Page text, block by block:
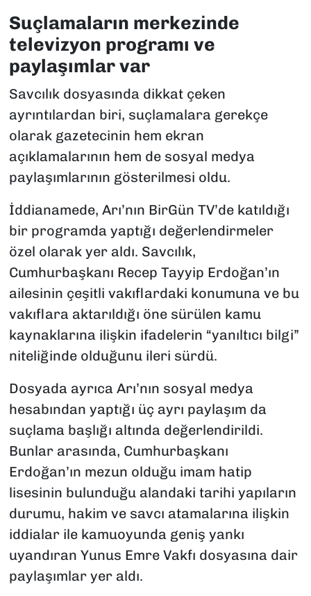
Suçlamaların merkezinde
televizyon programı ve
paylaşımlar var
Savcılık dosyasında dikkat çeken
ayrıntılardan biri, suçlamalara gerekçe
olarak gazetecinin hem ekran
açıklamalarının hem de sosyal medya
paylaşımlarının gösterilmesi oldu.
İddianamede, Arı’nın BirGün TV’de katıldığı
bir programda yaptığı değerlendirmeler
özel olarak yer aldı. Savcılık,
Cumhurbaşkanı Recep Tayyip Erdoğan’ın
ailesinin çeşitli vakıflardaki konumuna ve bu
vakıflara aktarıldığı öne sürülen kamu
kaynaklarına ilişkin ifadelerin “yanıltıcı bilgi”
niteliğinde olduğunu ileri sürdü.
Dosyada ayrıca Arı’nın sosyal medya
hesabından yaptığı üç ayrı paylaşım da
suçlama başlığı altında değerlendirildi.
Bunlar arasında, Cumhurbaşkanı
Erdoğan’ın mezun olduğu imam hatip
lisesinin bulunduğu alandaki tarihi yapıların
durumu, hakim ve savcı atamalarına ilişkin
iddialar ile kamuoyunda geniş yankı
uyandıran Yunus Emre Vakfı dosyasına dair
paylaşımlar yer aldı.